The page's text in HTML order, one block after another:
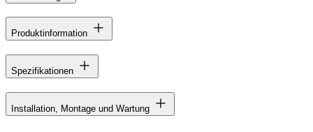
Produktinformation
Spezifikationen
Installation, Montage und Wartung